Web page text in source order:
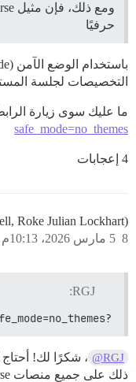
حرفيًا
التخصيصات لجلسة
ما عليك سوى زيارة
safe_mode=no_themes
4 إعجابات
Roke Julian Lockhart)
5 مارس 2026، 10:13م 8
RGJ:
?safe_mode=no_themes
@RGJ
ذلك على جميع منصات Discourse؛ هذا رائع.